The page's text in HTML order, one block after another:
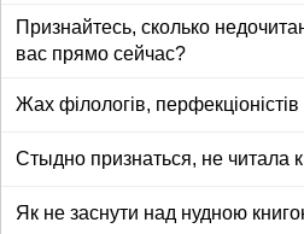
Признайтесь, сколько
вас прямо сейчас?
Жах філологів, перфекціоністів
Стыдно признаться, не читала
Як не заснути над нудною